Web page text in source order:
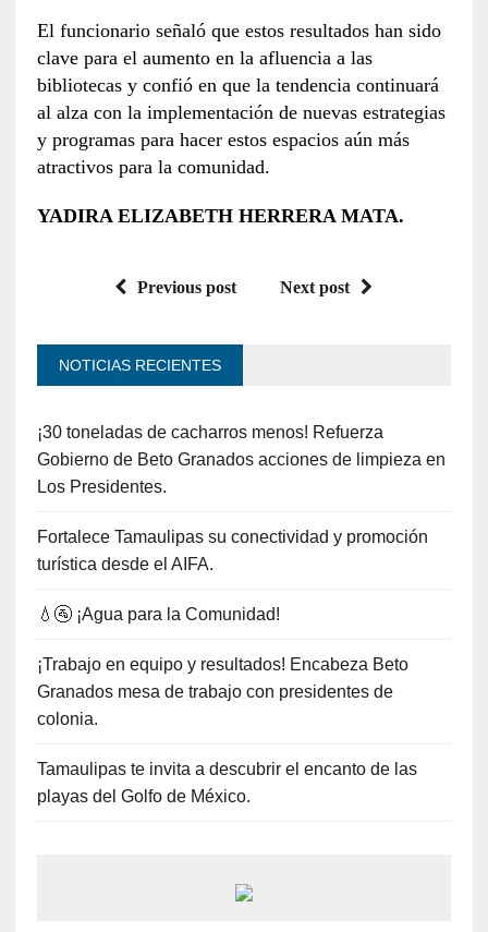
El funcionario señaló que estos resultados han sido
clave para el aumento en la afluencia a las
bibliotecas y confió en que la tendencia continuará
al alza con la implementación de nuevas estrategias
y programas para hacer estos espacios aún más
atractivos para la comunidad.
YADIRA ELIZABETH HERRERA MATA.
Previous post Next post
NOTICIAS RECIENTES
¡30 toneladas de cacharros menos! Refuerza
Gobierno de Beto Granados acciones de limpieza en
Los Presidentes.
Fortalece Tamaulipas su conectividad y promoción
turística desde el AIFA.
💧🚰 ¡Agua para la Comunidad!
¡Trabajo en equipo y resultados! Encabeza Beto
Granados mesa de trabajo con presidentes de
colonia.
Tamaulipas te invita a descubrir el encanto de las
playas del Golfo de México.